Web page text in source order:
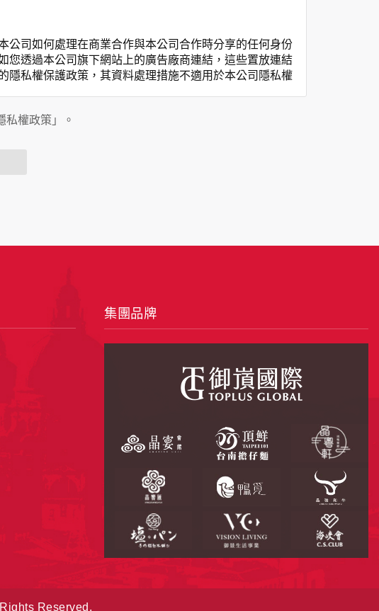
公司如何處理在商業合作與本公司合作時分享的任何身份
您透過本公司旗下網站上的廣告廠商連結，這些置放連結
隱私權保護政策，其資料處理措施不適用於本公司隱私權
本公司隱私權保護政策。
目的以外之其他用途。
，本網站也可以從商業夥伴處取得個人資料。
別、行業等相關資料，當您註冊成功，並登入使用我們的
、出生日期、性別、行業等相關資料，當您註冊成功，並
位址、使用時間、使用的瀏覽器、瀏覽及點選資料紀
您願意告知您的個人資料，否則本網站不會也無法將此
。對於您主動提供的個人資訊，這些廣告廠商、或連結
責任。
電子郵件上註明是由本公司發送，也會在該資料或電子
私權政策」。
集團品牌
Reserved.